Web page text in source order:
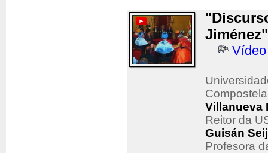
Jiménez"
Vídeo
Compostela
Villanueva
Reitor da
Guisán
Profesora